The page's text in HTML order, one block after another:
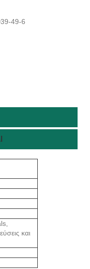
49-6
και